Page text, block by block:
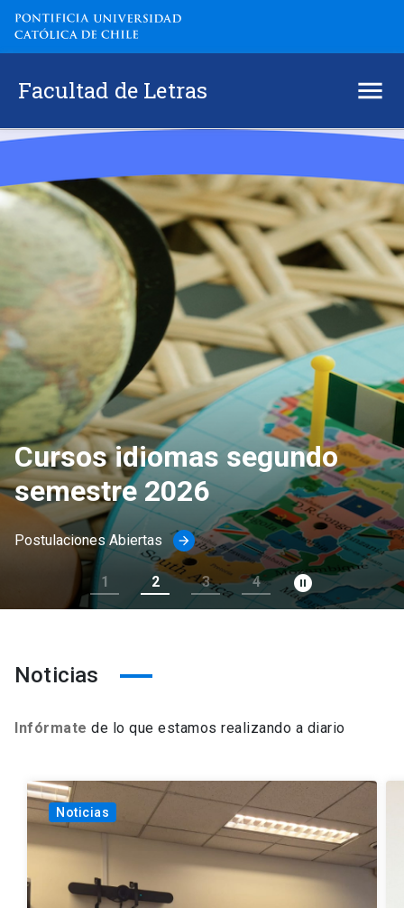
Facultad de Letras
Rector de la Llera visitó a la
comunidad de Letras UC
Ver más arrow_forward
1 2 3 4 pause_circle_filled
Noticias
Infórmate de lo que estamos realizando a diario
Noticias